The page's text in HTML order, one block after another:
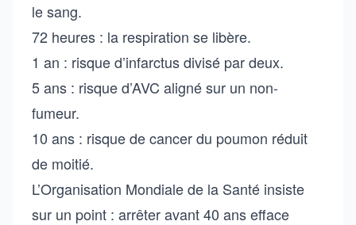
le sang.
72 heures : la respiration se libère.
1 an : risque d’infarctus divisé par deux.
5 ans : risque d’AVC aligné sur un non-
fumeur.
10 ans : risque de cancer du poumon réduit
de moitié.
L’Organisation Mondiale de la Santé insiste
sur un point : arrêter avant 40 ans efface